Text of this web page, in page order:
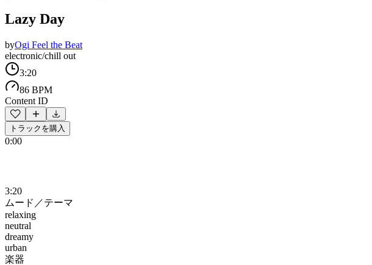
Lazy Day
byOgi Feel the Beat
electronic/chill out
3:20
86 BPM
Content ID
トラックを購入
0:00
3:20
ムード／テーマ
relaxing
neutral
dreamy
urban
楽器